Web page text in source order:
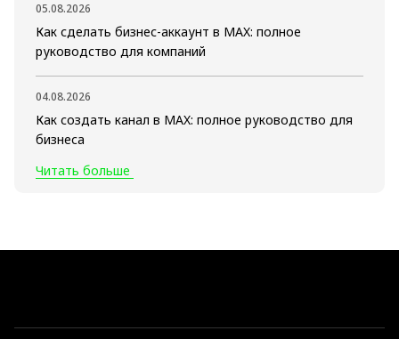
05.08.2026
Как сделать бизнес-аккаунт в MAX: полное
руководство для компаний
04.08.2026
Как создать канал в MAX: полное руководство для
бизнеса
Читать больше